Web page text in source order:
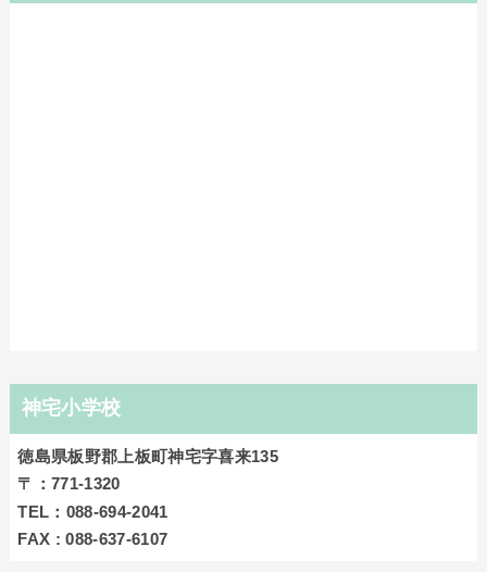
神宅小学校
徳島県板野郡上板町神宅字喜来135
〒：771‐1320
TEL：088-694-2041
FAX : 088-637-6107